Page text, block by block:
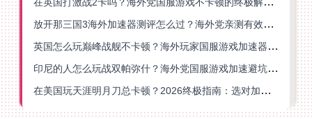
放开那三国3海外加速器测评怎么过？海外党亲测有效的国服游戏加速指南
英国怎么玩巅峰战舰不卡顿？海外玩家国服游戏加速器终极指南
印尼的人怎么玩战双帕弥什？海外党国服游戏加速避坑指南
在美国玩天涯明月刀总卡顿？2026终极指南：选对加速器让你丝滑连招